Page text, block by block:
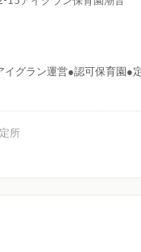
イグラン運営●認可保育園●
所